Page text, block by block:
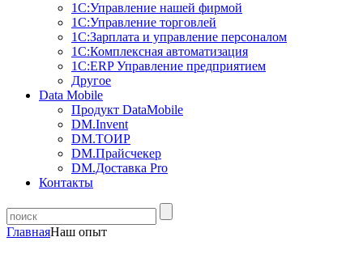
1С:Управление нашей фирмой
1С:Управление торговлей
1С:Зарплата и управление персоналом
1С:Комплексная автоматизация
1С:ERP Управление предприятием
Другое
Data Mobile
Продукт DataMobile
DM.Invent
DM.ТОИР
DM.Прайсчекер
DM.Доставка Pro
Контакты
ГлавнаяНаш опыт